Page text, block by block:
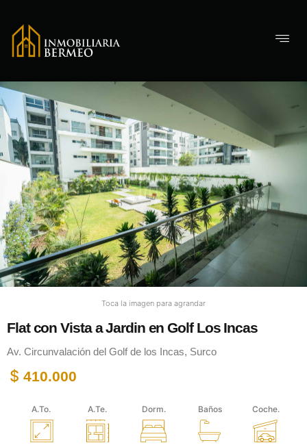
Toca la imagen para agrandar
Flat con Vista a Jardin en Golf Los Incas
Av. Circunvalación del Golf de los Incas, Surco
$ 410.000
A.To. A.Te. Dorm. Baños Coche.